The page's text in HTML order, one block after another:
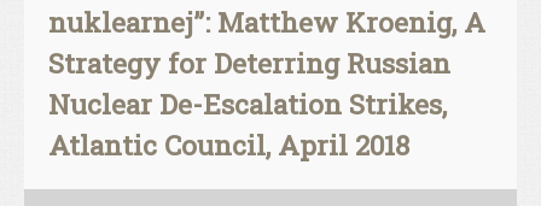
nuklearnej”: Matthew Kroenig, A
Strategy for Deterring Russian
Nuclear De-Escalation Strikes,
Atlantic Council, April 2018